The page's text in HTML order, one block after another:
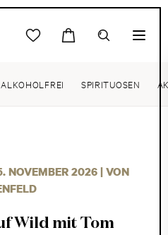
ALKOHOLFREI SPIRITUOSEN
NOVEMBER 2026 | VON
Wild mit Tom